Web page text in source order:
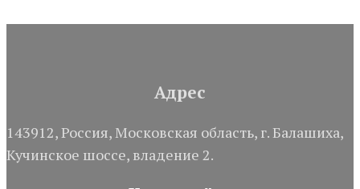
Адрес
143912, Россия, Московская область, г. Балашиха,
Кучинское шоссе, владение 2.